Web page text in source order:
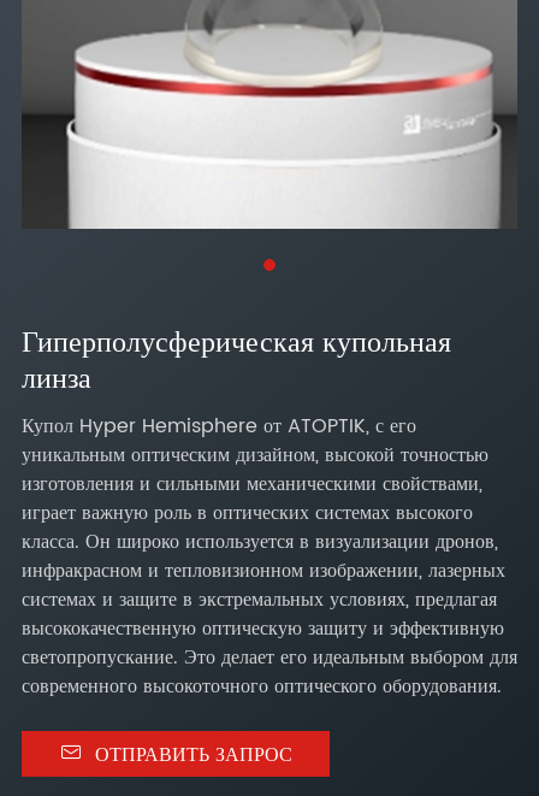
Гиперполусферическая купольная
линза
Купол Hyper Hemisphere от ATOPTIK, с его
уникальным оптическим дизайном, высокой точностью
изготовления и сильными механическими свойствами,
играет важную роль в оптических системах высокого
класса. Он широко используется в визуализации дронов,
инфракрасном и тепловизионном изображении, лазерных
системах и защите в экстремальных условиях, предлагая
высококачественную оптическую защиту и эффективную
светопропускание. Это делает его идеальным выбором для
современного высокоточного оптического оборудования.
 ОТПРАВИТЬ ЗАПРОС